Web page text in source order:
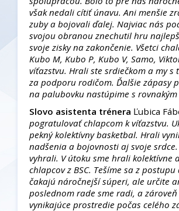
však nedali cítiť únavu. Ani menšie
zuby a bojovali ďalej. Najviac nás
svojou obranou znechutil hru
svoje zisky na zakončenie. Všetci
Kubo M, Kubo P, Kubo V, Samo,
víťazstvu. Hrali ste srdiečkom a my s
za podporu rodičom. Ďalšie zápasy
na palubovku nastúpime s
Slovo asistenta trénera Ľubica
pogratulovať chlapcom k víťazstvu.
pekný kolektívny basketbal. Hrali
nadšenia a bojovnosti aj svoje
vyhrali. V útoku sme hrali
chlapcov z BSC. Tešíme sa z
čakajú náročnejší súperi, ale určite
poslednom rade sme radi, a
vynikajúce prostredie počas celého